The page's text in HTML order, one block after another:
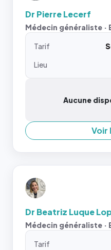
Dr Pierre Lecerf
Médecin généraliste ·
Tarif
Lieu
Aucune
Voir
Dr Beatriz Luque
Médecin généraliste ·
Tarif